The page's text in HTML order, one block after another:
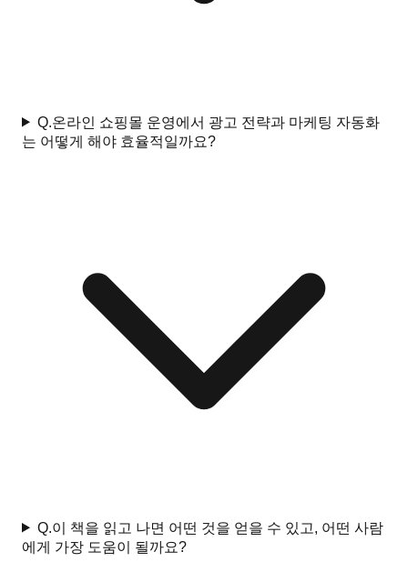
Q.온라인 쇼핑몰 운영에서 광고 전략과 마케팅 자동화
는 어떻게 해야 효율적일까요?
Q.이 책을 읽고 나면 어떤 것을 얻을 수 있고, 어떤 사람
에게 가장 도움이 될까요?